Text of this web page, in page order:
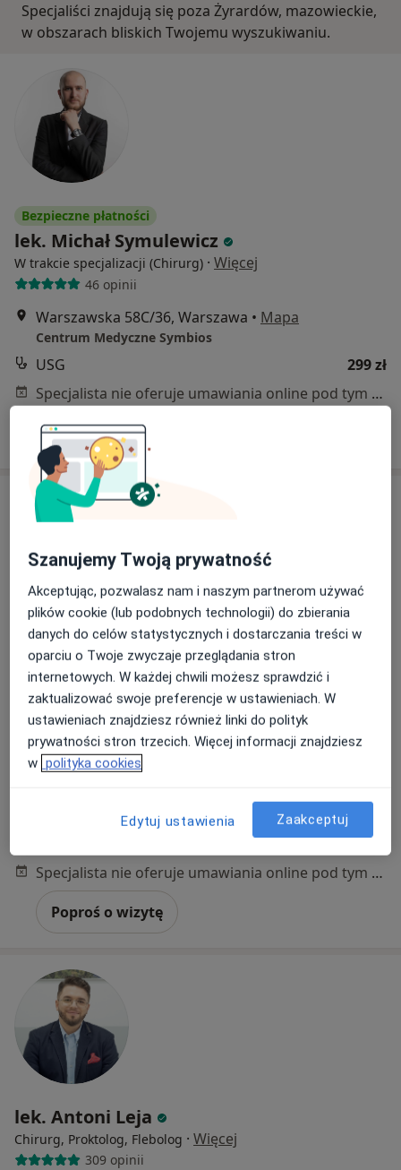
Specjaliści znajdują się poza Żyrardów, mazowieckie,
w obszarach bliskich Twojemu wyszukiwaniu.
Bezpieczne płatności
lek. Michał Symulewicz
W trakcie specjalizacji (Chirurg) · Więcej
46 opinii
Warszawska 58C/36, Warszawa • Mapa
Centrum Medyczne Symbios
USG
299 zł
Specjalista nie oferuje umawiania online pod tym adresem.
Poproś o wizytę
Bezpieczne płatności
dr n. med. Piotr Marczyński
Chirurg, Urolog· Więcej
157 opinii
Adres Online
Gabinet Lekarski Piotr Marczyński
Kwalifikacja do leczenia onkologicznego
od 700 zł
Specjalista nie oferuje umawiania online pod tym adresem.
Poproś o wizytę
lek. Antoni Leja
Chirurg, Proktolog, Flebolog · Więcej
309 opinii
Szanujemy Twoją prywatność
Akceptując, pozwalasz nam i naszym partnerom używać
plików cookie (lub podobnych technologii) do zbierania
danych do celów statystycznych i dostarczania treści w
oparciu o Twoje zwyczaje przeglądania stron
internetowych. W każdej chwili możesz sprawdzić i
zaktualizować swoje preferencje w ustawieniach. W
ustawieniach znajdziesz również linki do polityk
prywatności stron trzecich. Więcej informacji znajdziesz
w polityka cookies
Edytuj ustawienia Zaakceptuj